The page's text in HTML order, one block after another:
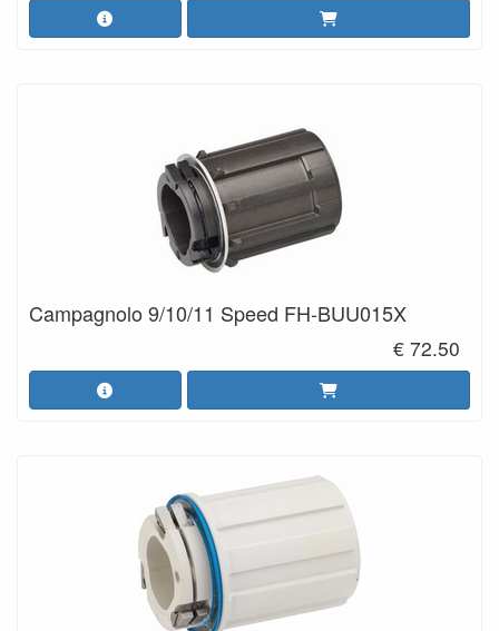
Campagnolo 9/10/11 Speed FH-BUU015X
€ 72.50